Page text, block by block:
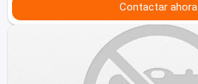
Contactar ahora